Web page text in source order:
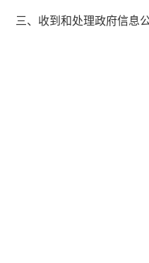
三、收到和处理政府信息